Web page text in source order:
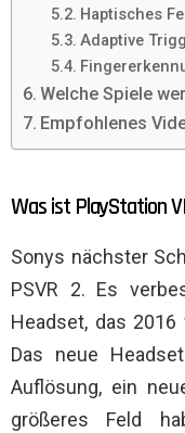
Haptisches
Adaptive
Welche Spiele
Empfohlenes
Was ist PlayStation
Sonys nächster
PSVR 2. Es
Headset, das
Das neue
Auflösung, ein
größeres Feld